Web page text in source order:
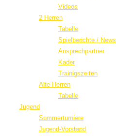
Videos
2 Herren
Tabelle
Spielberichte / News
Ansprechpartner
Kader
Trainigszeiten
Alte Herren
Tabelle
Jugend
Sommerturniere
Jugend-Vorstand